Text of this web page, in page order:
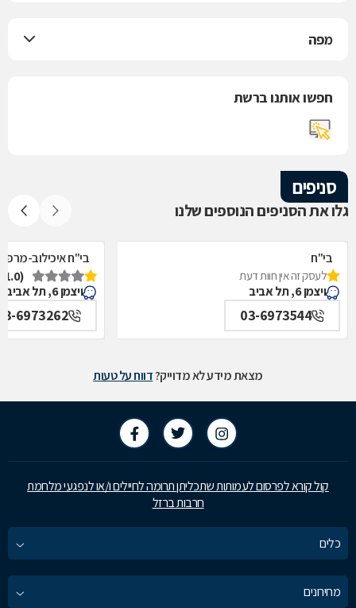
מפה
חפשו אותנו ברשת
סניפים
גלו את הסניפים הנוספים שלנו
בי"ח
איכילוב-אף,אוזן,גרון,ניתוחי-ראש,צוואר,פה,לסתות-מערך,
תל אביב
לעסק זה אין חוות דעת
ויצמן 6, תל אביב
03-6973544
בי"ח איכילוב-
תל אביב
(1.0)
ויצמן 6, תל אביב
6973262
מצאת מידע לא מדוייק?דווח על טעות
קול קורא לפרסום לעמותות שתכליתן תרומה לחיילים ו/או לנפגעי מלחמת
חרבות ברזל
כלים
מחירונים